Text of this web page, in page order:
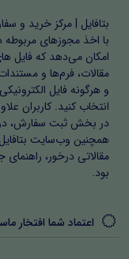
بتافایل | مرکز خرید و
امکان می‌دهد که فایل
مقالات، فرم‌ها و
و هرگونه فایل
انتخاب کنید. کاربران
در بخش ثبت سفارش،
همچنین وب‌سایت
مقالاتی درخور،
بود.
اعتماد شما افتخار